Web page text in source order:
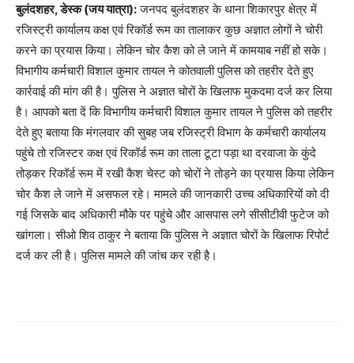
बुलंदशहर, डेस्क (जय यात्रा):जनपद बुलंदशहर के थाना शिकारपुर क्षेत्र में
रजिस्ट्री कार्यालय कक्ष एवं रिकॉर्ड रूम का तालाकर कुछ अज्ञात लोगों ने चोरी
करने का प्रयास किया। लेकिन चोर कैश को ले जाने में कामयाब नहीं हो सके।
विभागीय कर्मचारी विशाल कुमार तायल ने कोतवाली पुलिस को तहरीर देते हुए
कार्रवाई की मांग की है। पुलिस ने अज्ञात चोरों के खिलाफ मुकदमा दर्ज कर लिया
है। आपको बता दें कि विभागीय कर्मचारी विशाल कुमार तायल ने पुलिस को तहरीर
देते हुए बताया कि मंगलवार की सुबह जब रजिस्ट्री विभाग के कर्मचारी कार्यालय
पहुंचे तो रजिस्टर कक्ष एवं रिकॉर्ड रूम का ताला टूटा पड़ा था दरवाजा के कुंदे
तोड़कर रिकॉर्ड रूम में रखी कैश चेस्ट को चोरों ने तोड़ने का प्रयास किया लेकिन
चोर कैश ले जाने में असफल रहे। मामले की जानकारी उच्च अधिकारियों को दी
गई जिसके बाद अधिकारी मौके पर पहुंचे और आसपास लगे सीसीटीवी फुटेज को
खांगला। सीओ शिव ठाकुर ने बताया कि पुलिस ने अज्ञात चोरों के खिलाफ रिपोर्ट
दर्ज कर ली है। पुलिस मामले की जांच कर रही है।